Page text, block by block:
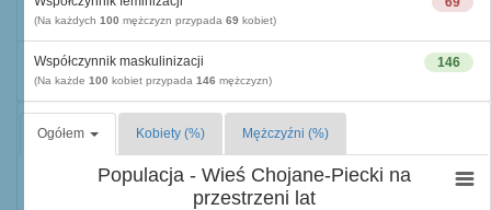
(Na każdych 100 mężczyzn przypada 69 kobiet)
146
Współczynnik maskulinizacji
(Na każde 100 kobiet przypada 146 mężczyzn)
Ogółem Kobiety (%) Mężczyźni (%)
Populacja - Wieś Chojane-Piecki na
przestrzeni lat